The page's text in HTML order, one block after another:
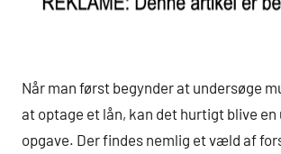
Når man først begynder at undersøge
at optage et lån, kan det hurtigt blive
opgave. Der findes nemlig et væld af